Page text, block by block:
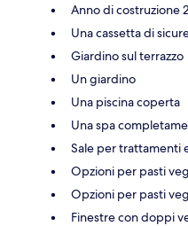
Anno di costruzione
Una cassetta di
Giardino sul terrazzo
Un giardino
Una piscina coperta
Una spa
Sale per trattamenti
Opzioni per pasti
Opzioni per pasti
Finestre con doppi